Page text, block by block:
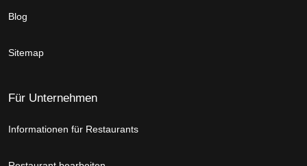
Blog
Sitemap
Für Unternehmen
Informationen für Restaurants